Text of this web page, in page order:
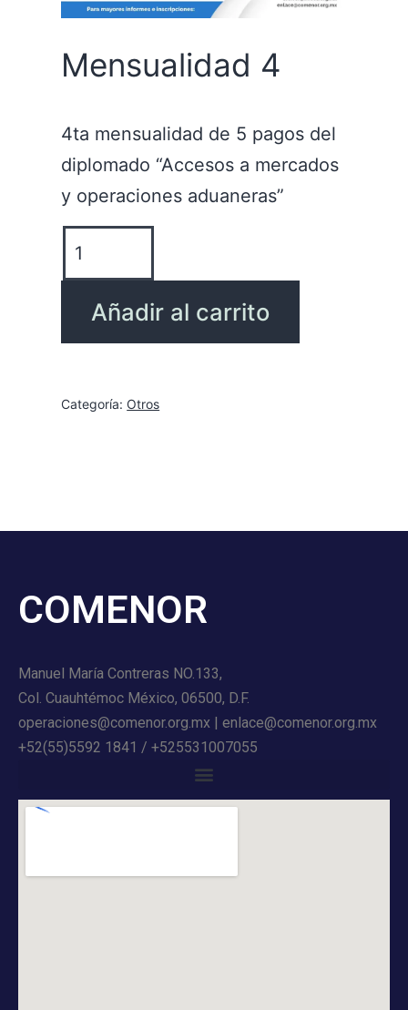
Mensualidad 4
4ta mensualidad de 5 pagos del
diplomado “Accesos a mercados
y operaciones aduaneras”
Añadir al carrito
Categoría: Otros
COMENOR
Manuel María Contreras NO.133,
Col. Cuauhtémoc México, 06500, D.F.
operaciones@comenor.org.mx | enlace@comenor.org.mx
+52(55)5592 1841 / +525531007055